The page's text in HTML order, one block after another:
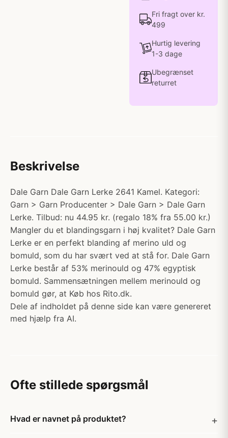
Fri fragt over kr.
499
Hurtig levering
1-3 dage
Ubegrænset
returret
Beskrivelse
Dale Garn Dale Garn Lerke 2641 Kamel. Kategori:
Garn > Garn Producenter > Dale Garn > Dale Garn
Lerke. Tilbud: nu 44.95 kr. (regalo 18% fra 55.00 kr.)
Mangler du et blandingsgarn i høj kvalitet? Dale Garn
Lerke er en perfekt blanding af merino uld og
bomuld, som du har svært ved at stå for. Dale Garn
Lerke består af 53% merinould og 47% egyptisk
bomuld. Sammensætningen mellem merinould og
bomuld gør, at Køb hos Rito.dk.
Dele af indholdet på denne side kan være genereret
med hjælp fra AI.
Ofte stillede spørgsmål
Hvad er navnet på produktet?